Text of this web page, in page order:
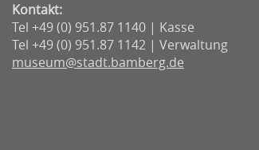
Kontakt:
Tel +49 (0) 951.87 1140 | Kasse
Tel +49 (0) 951.87 1142 | Verwaltung
museum@stadt.bamberg.de